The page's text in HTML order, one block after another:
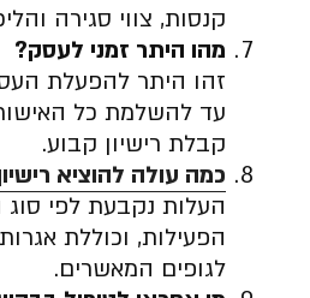
קנסות, צווי סגירה
מהו היתר זמני לעסק?
זהו היתר להפעלת
עד להשלמת כל
קבלת רישיון קבוע.
כמה עולה להוציא
העלות נקבעת לפי סוג
הפעילות, וכוללת
לגופים המאשרים.